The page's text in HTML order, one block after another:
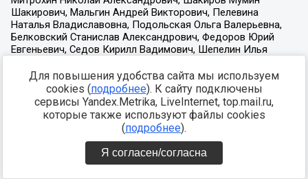
Для повышения удобства сайта мы используем
cookies (подробнее). К сайту подключены
сервисы Yandex.Metrika, LiveInternet, top.mail.ru,
которые также используют файлы cookies
(подробнее).
Я согласен/согласна